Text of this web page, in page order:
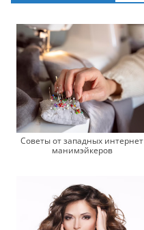
Советы от западных интернет
манимэйкеров